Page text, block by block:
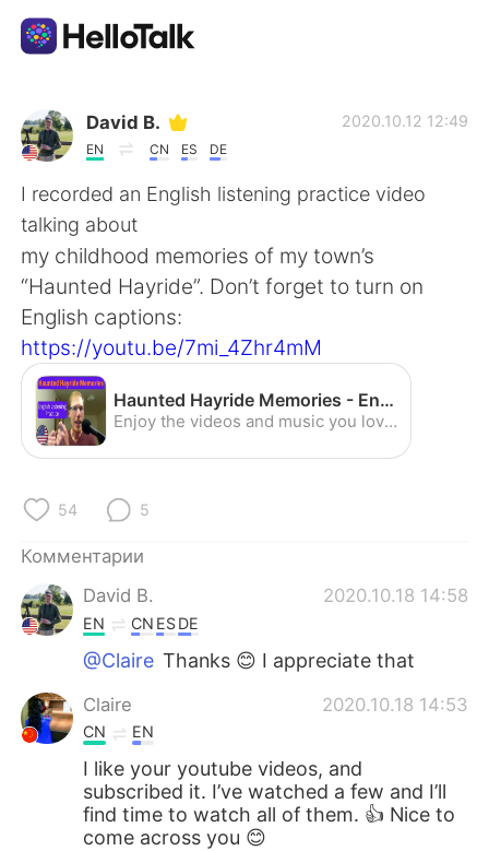
Приложение для Языкового Обмена
AI Grammar Checker
Русский
English
繁體中文
العربية
Deutsch
한국어
Indonesia
Türkçe Tiếng Việt
Português
David B.
EN CN ES DE
2020.10.12 12:49
I recorded an English listening practice video
talking about
my childhood memories of my town’s
“Haunted Hayride”. Don’t forget to turn on
English captions:
https://youtu.be/7mi_4Zhr4mM
Haunted Hayride Memories - English Listening Practice (American Accent) - YouTube
Enjoy the videos and music you love, upload original content, and share it all with friends, family, and the world on YouTube.
54 5
Комментарии
David B.
2020.10.18 14:58
EN CN ESDE
@Claire Thanks 😊 I appreciate that
Claire 2020.10.18 14:53
CN EN
I like your youtube videos, and
subscribed it. I’ve watched a few and I’ll
find time to watch all of them. 👍 Nice to
come across you 😊